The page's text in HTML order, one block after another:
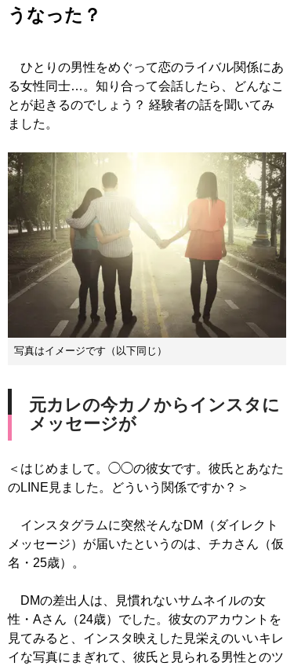
うなった？
ひとりの男性をめぐって恋のライバル関係にあ
る女性同士…。知り合って会話したら、どんなこ
とが起きるのでしょう？ 経験者の話を聞いてみ
ました。
写真はイメージです（以下同じ）
元カレの今カノからインスタに
メッセージが
＜はじめまして。◯◯の彼女です。彼氏とあなた
のLINE見ました。どういう関係ですか？＞
インスタグラムに突然そんなDM（ダイレクト
メッセージ）が届いたというのは、チカさん（仮
名・25歳）。
DMの差出人は、見慣れないサムネイルの女
性・Aさん（24歳）でした。彼女のアカウントを
見てみると、インスタ映えした見栄えのいいキレ
イな写真にまぎれて、彼氏と見られる男性とのツ